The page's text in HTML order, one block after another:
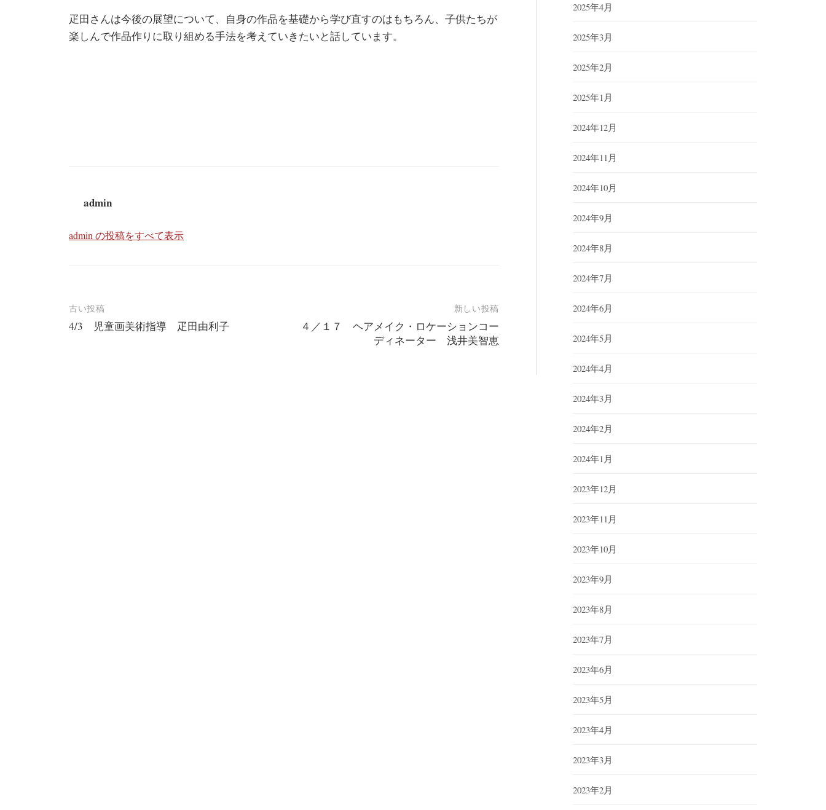
疋田さんは今後の展望について、自身の作品を基礎から学び直すのはもちろん、子供たちが
楽しんで作品作りに取り組める手法を考えていきたいと話しています。
admin
admin の投稿をすべて表示
投
稿
古い投稿
4/3 児童画美術指導 疋田由利子
新しい投稿
４／１７ ヘアメイク・ロケーションコー
ディネーター 浅井美智恵
2025年4月
2025年3月
2025年2月
2025年1月
2024年12月
2024年11月
2024年10月
2024年9月
2024年8月
2024年7月
2024年6月
2024年5月
2024年4月
2024年3月
2024年2月
2024年1月
2023年12月
2023年11月
2023年10月
2023年9月
2023年8月
2023年7月
2023年6月
2023年5月
2023年4月
2023年3月
2023年2月